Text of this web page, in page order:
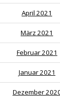
April 2021
März 2021
Februar 2021
Januar 2021
Dezember